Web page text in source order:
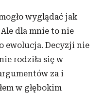
wyglądać jak
dla mnie to nie
ewolucja. Decyzji nie
rodziła się w
za i
w głębokim